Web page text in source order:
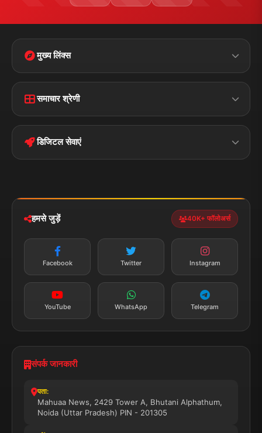
मुख्य लिंक्स
Disclaimer
Terms &
Privacy Policy
समाचार श्रेणी
पॉलिटिकल झारखण्ड
डिजिटल सेवाएं
न्यूज़ अलर्ट
सब्सक्राइब करें
हमसे जुड़ें 40K+ फॉलोअर्स
Facebook Twitter Instagram
YouTube WhatsApp Telegram
संपर्क जानकारी
पता:
Mahuaa News, 2429 Tower A, Bhutani Alphathum,
Noida (Uttar Pradesh) PIN - 201305